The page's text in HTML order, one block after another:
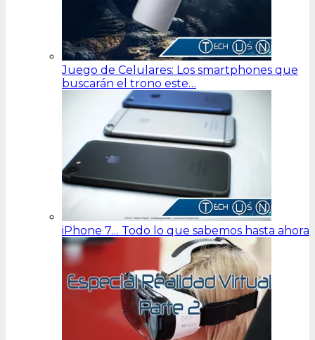
Juego de Celulares: Los smartphones que
buscarán el trono este…
iPhone 7… Todo lo que sabemos hasta ahora